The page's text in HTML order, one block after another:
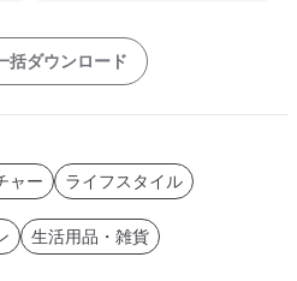
括ダウンロード
ャー ライフスタイル
生活用品・雑貨